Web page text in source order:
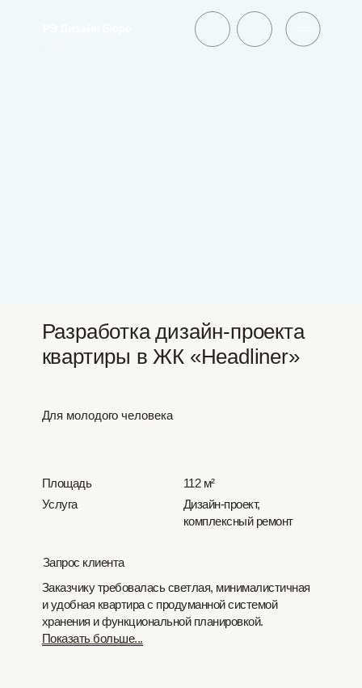
Разработка дизайн-проекта
квартиры в ЖК «Headliner»
Для молодого человека
Площадь
Услуга
112 м²
Дизайн-проект,
комплексный ремонт
Запрос клиента
Заказчику требовалась светлая, минималистичная
и удобная квартира с продуманной системой
хранения и функциональной планировкой.
Показать больше...